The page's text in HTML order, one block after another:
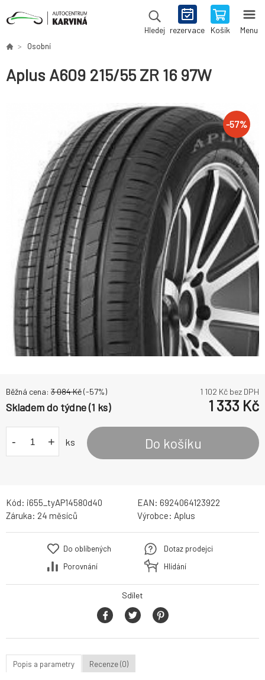
Hledej rezervace Košík Menu
Osobní
Aplus A609 215/55 ZR 16 97W
-57%
Běžná cena: 3 084Kč(-57%) 1 102 Kč bez DPH
Skladem do týdne (1 ks) 1 333 Kč
- + ks Do košíku
Kód: i655_tyAP14580d40 EAN: 6924064123922
Záruka: 24 měsíců Výrobce: Aplus
Do oblíbených
Porovnání
Dotaz prodejci
Hlídání
Sdílet
Popis a parametry Recenze (0)